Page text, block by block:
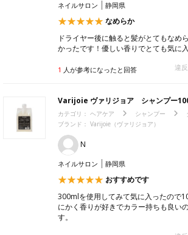
ネイルサロン 静岡県
なめらか
ドライヤー後に触ると髪がとてもなめ
かったです！優しい香りでとても気に入
1 人が参考になったと回答 違
Varijoie ヴァリジョア シャンプー
カテゴリ： ヘアケア シャンプー
ブランド： Varijoie（ヴァリジョア）
N
ネイルサロン 静岡県
おすすめです
300mlを使用してみて気に入ったので
にかく香りが好きでカラー持ちも良い
す。